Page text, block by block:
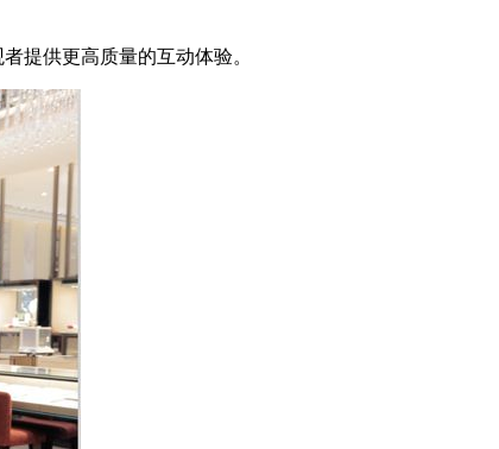
提供更高质量的互动体验。